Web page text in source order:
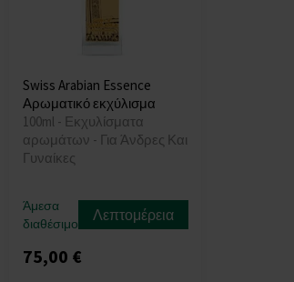
Swiss Arabian Essence
Αρωματικό εκχύλισμα
100ml - Εκχυλίσματα
αρωμάτων - Για Άνδρες Και
Γυναίκες
Άμεσα
διαθέσιμο
Λεπτομέρεια
75,00 €